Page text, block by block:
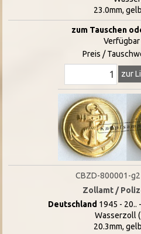
23.0mm,
zum Tauschen
Verfügbar
Preis /
zur
CBZD-800001-
Zollamt /
Deutschland 1945 - 20..
Wasserzoll
20.3mm,